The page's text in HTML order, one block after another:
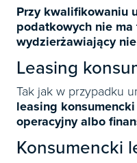
Przy kwalifikowaniu
podatkowych nie ma
wydzierżawiający
Leasing
Tak jak w przypadku
leasing
operacyjny albo
Konsumencki